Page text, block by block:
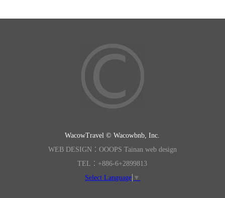
WacowTravel © Wacowbnb, Inc.
WEB DESIGN：OOOPS Tainan web design
TEL：+886-6+2899813
Select Language ▼